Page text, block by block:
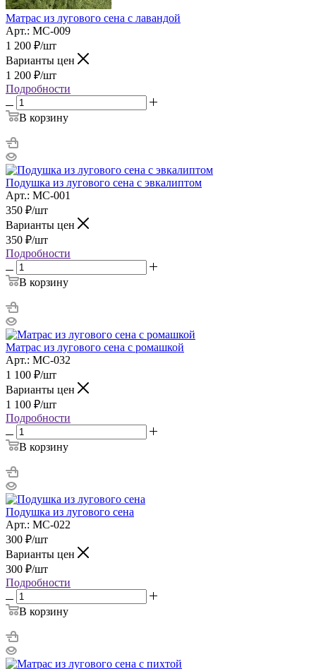
Матрас из лугового сена с лавандой
Арт.: МС-009
1 200 ₽/шт
Варианты цен
1 200 ₽/шт
Подробности
В корзину
Подушка из лугового сена с эвкалиптом
Арт.: МС-001
350 ₽/шт
Варианты цен
350 ₽/шт
Подробности
В корзину
Матрас из лугового сена с ромашкой
Арт.: МС-032
1 100 ₽/шт
Варианты цен
1 100 ₽/шт
Подробности
В корзину
Подушка из лугового сена
Арт.: МС-022
300 ₽/шт
Варианты цен
300 ₽/шт
Подробности
В корзину